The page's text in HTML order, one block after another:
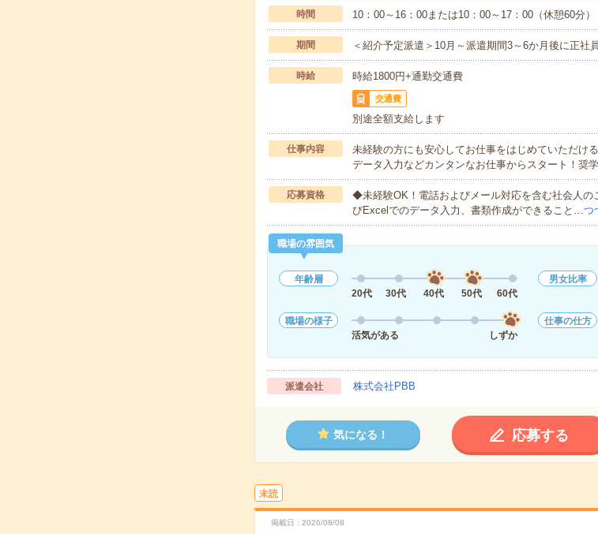
時間 10：00～16：00または10：00～17：00（休憩60分）
期間 ＜紹介予定派遣＞10月～派遣期間3～6か月後に正社
時給 時給1800円+通勤交通費
交通費
別途全額支給します
仕事内容
未経験の方にも安心してお仕事をはじめていただけ
データ入力などカンタンなお仕事からスタート！奨
応募資格
◆未経験OK！電話およびメール対応を含む社会人
びExcelでのデータ入力、書類作成ができること…つ
職場の雰囲気
年齢層
20代
30代 40代 50代 60代
男女比率
職場の様子
活気がある
しずか
仕事の仕方
派遣会社 株式会社PBB
気になる！ 応募する
未読
掲載日 2026/08/08